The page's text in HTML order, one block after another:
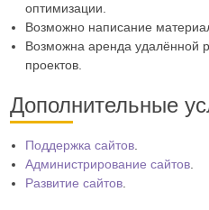
оптимизации.
Возможно написание
Возможна аренда удалённой
проектов.
Дополнительные
Поддержка сайтов.
Администрирование сайтов.
Развитие сайтов.